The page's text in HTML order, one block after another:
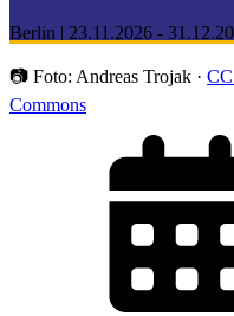
Berlin | 23.11.2026 -
📷 Foto: Andreas Trojak ·
Commons